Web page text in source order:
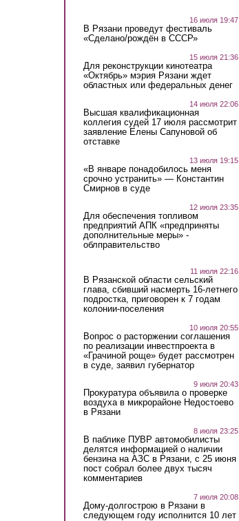
16 июля 19:47
В Рязани проведут фестиваль
«Сделано/рождён в СССР»
15 июля 21:36
Для реконструкции кинотеатра
«Октябрь» мэрия Рязани ждет
областных или федеральных денег
14 июля 22:06
Высшая квалификационная
коллегия судей 17 июля рассмотрит
заявление Елены Сапуновой об
отставке
13 июля 19:15
«В январе понадобилось меня
срочно устранить» — Константин
Смирнов в суде
12 июля 23:35
Для обеспечения топливом
предприятий АПК «предприняты
дополнительные меры» -
облправительство
11 июля 22:16
В Рязанской области сельский
глава, сбивший насмерть 16-летнего
подростка, приговорен к 7 годам
колонии-поселения
10 июля 20:55
Вопрос о расторжении соглашения
по реализации инвестпроекта в
«Грачиной роще» будет рассмотрен
в суде, заявил губернатор
9 июля 20:43
Прокуратура объявила о проверке
воздуха в микрорайоне Недостоево
в Рязани
8 июля 23:25
В паблике ПУВР автомобилисты
делятся информацией о наличии
бензина на АЗС в Рязани, с 25 июня
пост собрал более двух тысяч
комментариев
7 июля 20:08
Дому-долгострою в Рязани в
следующем году исполнится 10 лет